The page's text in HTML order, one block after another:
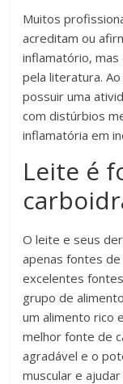
Muitos
acreditam ou
inflamatório,
pela literatura.
possuir uma
com distúrbios
inflamatória em
Leite é
O leite e seus
apenas fontes
excelentes
grupo de
um alimento rico
melhor fonte de
agradável e o
muscular e